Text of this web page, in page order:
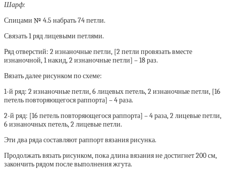
Шарф:
Спицами № 4.5 набрать 74 петли.
Связать 1 ряд лицевыми петлями.
Ряд отверстий: 2 изнаночные петли, [2 петли провязать вместе
изнаночной, 1 накид, 2 изнаночные петли] – 18 раз.
Вязать далее рисунком по схеме:
1-й ряд: 2 изнаночные петли, 6 лицевых петель, 2 изнаночные петли, [16
петель повторяющегося раппорта] – 4 раза.
2-й ряд: [16 петель повторяющегося раппорта] – 4 раза, 2 лицевые петли,
6 изнаночных петель, 2 лицевые петли.
Эти два ряда составляют раппорт вязания рисунка.
Продолжать вязать рисунком, пока длина вязания не достигнет 200 см,
закончить рядом после выполнения жгута.